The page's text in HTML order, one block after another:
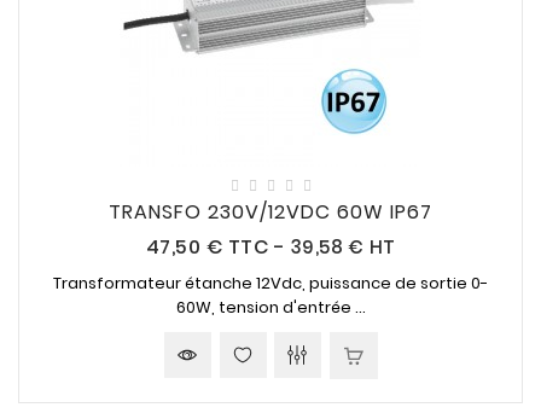
TRANSFO 230V/12VDC 60W IP67
47,50 € Prix
TTC - 39,58 € HT
Transformateur étanche 12Vdc, puissance de sortie 0-
60W, tension d'entrée ...